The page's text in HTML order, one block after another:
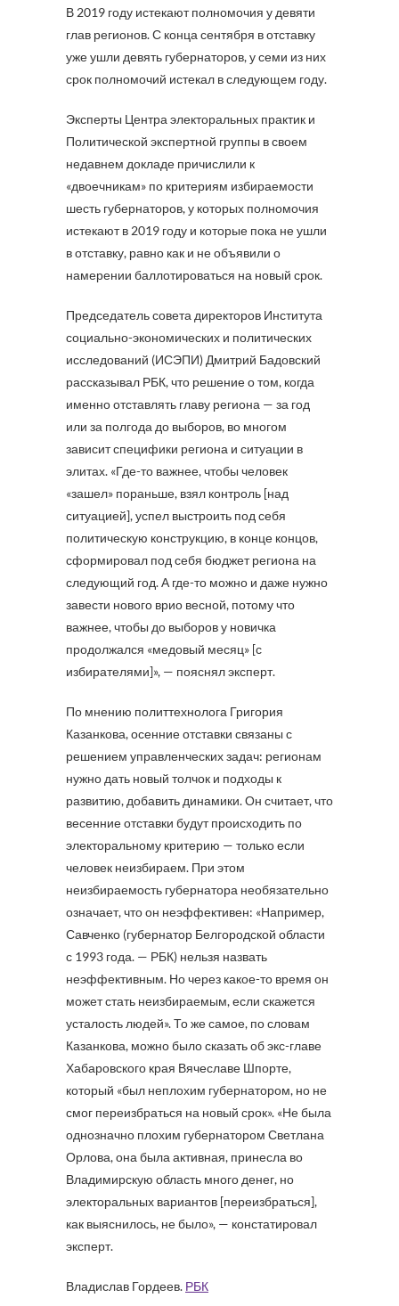
В 2019 году истекают полномочия у девяти
глав регионов. С конца сентября в отставку
уже ушли девять губернаторов, у семи из них
срок полномочий истекал в следующем году.
Эксперты Центра электоральных практик и
Политической экспертной группы в своем
недавнем докладе причислили к
«двоечникам» по критериям избираемости
шесть губернаторов, у которых полномочия
истекают в 2019 году и которые пока не ушли
в отставку, равно как и не объявили о
намерении баллотироваться на новый срок.
Председатель совета директоров Института
социально-экономических и политических
исследований (ИСЭПИ) Дмитрий Бадовский
рассказывал РБК, что решение о том, когда
именно отставлять главу региона — за год
или за полгода до выборов, во многом
зависит специфики региона и ситуации в
элитах. «Где-то важнее, чтобы человек
«зашел» пораньше, взял контроль [над
ситуацией], успел выстроить под себя
политическую конструкцию, в конце концов,
сформировал под себя бюджет региона на
следующий год. А где-то можно и даже нужно
завести нового врио весной, потому что
важнее, чтобы до выборов у новичка
продолжался «медовый месяц» [с
избирателями]», — пояснял эксперт.
По мнению политтехнолога Григория
Казанкова, осенние отставки связаны с
решением управленческих задач: регионам
нужно дать новый толчок и подходы к
развитию, добавить динамики. Он считает, что
весенние отставки будут происходить по
электоральному критерию — только если
человек неизбираем. При этом
неизбираемость губернатора необязательно
означает, что он неэффективен: «Например,
Савченко (губернатор Белгородской области
с 1993 года. — РБК) нельзя назвать
неэффективным. Но через какое-то время он
может стать неизбираемым, если скажется
усталость людей». То же самое, по словам
Казанкова, можно было сказать об экс-главе
Хабаровского края Вячеславе Шпорте,
который «был неплохим губернатором, но не
смог переизбраться на новый срок». «Не была
однозначно плохим губернатором Светлана
Орлова, она была активная, принесла во
Владимирскую область много денег, но
электоральных вариантов [переизбраться],
как выяснилось, не было», — констатировал
эксперт.
Владислав Гордеев. РБК